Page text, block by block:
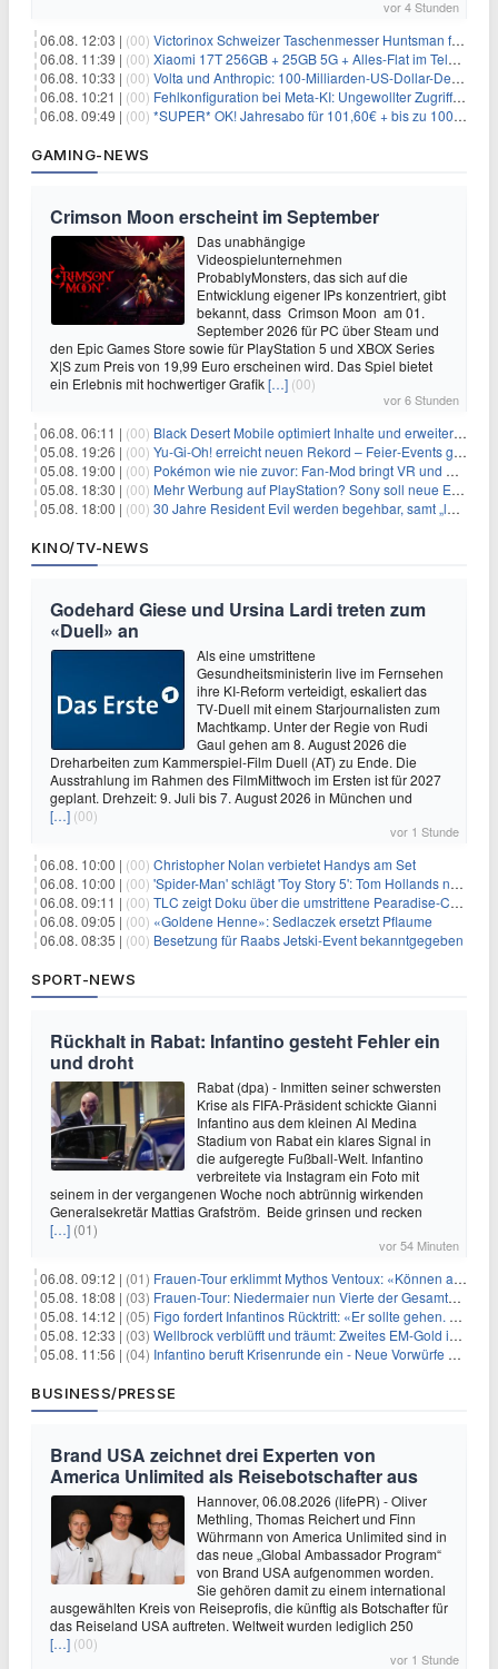
vor 4 Stunden
06.08. 12:03 | (00) Victorinox Schweizer Taschenmesser Huntsman für 32,99€
06.08. 11:39 | (00) Xiaomi 17T 256GB + 25GB 5G + Alles-Flat im Telekom-Netz für 9,99€/Monat
06.08. 10:33 | (00) Volta und Anthropic: 100-Milliarden-US-Dollar-Deal für KI-Rechenleistung
06.08. 10:21 | (00) Fehlkonfiguration bei Meta-KI: Ungewollter Zugriff auf fremde Systeme
06.08. 09:49 | (00) *SUPER* OK! Jahresabo für 101,60€ + bis zu 100€ Prämie
GAMING-NEWS
Crimson Moon erscheint im September
Das unabhängige
Videospielunternehmen
ProbablyMonsters, das sich auf die
Entwicklung eigener IPs konzentriert, gibt
bekannt, dass Crimson Moon am 01.
September 2026 für PC über Steam und
den Epic Games Store sowie für PlayStation 5 und XBOX Series
X|S zum Preis von 19,99 Euro erscheinen wird. Das Spiel bietet
ein Erlebnis mit hochwertiger Grafik[…] (00)
vor 6 Stunden
06.08. 06:11 | (00) Black Desert Mobile optimiert Inhalte und erweitert Treasure Access
05.08. 19:26 | (00) Yu‑Gi‑Oh! erreicht neuen Rekord – Feier‑Events gestartet
05.08. 19:00 | (00) Pokémon wie nie zuvor: Fan-Mod bringt VR und Ego-Perspektive nach Kanto
05.08. 18:30 | (00) Mehr Werbung auf PlayStation? Sony soll neue Einnahmequellen prüfen
05.08. 18:00 | (00) 30 Jahre Resident Evil werden begehbar, samt „lebensgroßem Leon“
KINO/TV-NEWS
Godehard Giese und Ursina Lardi treten zum
«Duell» an
Als eine umstrittene
Gesundheitsministerin live im Fernsehen
ihre KI-Reform verteidigt, eskaliert das
TV-Duell mit einem Starjournalisten zum
Machtkamp. Unter der Regie von Rudi
Gaul gehen am 8. August 2026 die
Dreharbeiten zum Kammerspiel-Film Duell (AT) zu Ende. Die
Ausstrahlung im Rahmen des FilmMittwoch im Ersten ist für 2027
geplant. Drehzeit: 9. Juli bis 7. August 2026 in München und
[…] (00)
vor 1 Stunde
06.08. 10:00 | (00) Christopher Nolan verbietet Handys am Set
06.08. 10:00 | (00) 'Spider-Man' schlägt 'Toy Story 5': Tom Hollands neuer Film bricht alle Rekorde
06.08. 09:11 | (00) TLC zeigt Doku über die umstrittene Pearadise-Community
06.08. 09:05 | (00) «Goldene Henne»: Sedlaczek ersetzt Pflaume
06.08. 08:35 | (00) Besetzung für Raabs Jetski-Event bekanntgegeben
SPORT-NEWS
Rückhalt in Rabat: Infantino gesteht Fehler ein
und droht
Rabat (dpa) - Inmitten seiner schwersten
Krise als FIFA-Präsident schickte Gianni
Infantino aus dem kleinen Al Medina
Stadium von Rabat ein klares Signal in
die aufgeregte Fußball-Welt. Infantino
verbreitete via Instagram ein Foto mit
seinem in der vergangenen Woche noch abtrünnig wirkenden
Generalsekretär Mattias Grafström. Beide grinsen und recken
[…] (01)
vor 54 Minuten
06.08. 09:12 | (01) Frauen-Tour erklimmt Mythos Ventoux: «Können alles schaffen»
05.08. 18:08 | (03) Frauen-Tour: Niedermaier nun Vierte der Gesamtwertung
05.08. 14:12 | (05) Figo fordert Infantinos Rücktritt: «Er sollte gehen. Jetzt»
05.08. 12:33 | (03) Wellbrock verblüfft und träumt: Zweites EM-Gold in Paris
05.08. 11:56 | (04) Infantino beruft Krisenrunde ein - Neue Vorwürfe gegen FIFA
BUSINESS/PRESSE
Brand USA zeichnet drei Experten von
America Unlimited als Reisebotschafter aus
Hannover, 06.08.2026 (lifePR) - Oliver
Methling, Thomas Reichert und Finn
Wührmann von America Unlimited sind in
das neue „Global Ambassador Program“
von Brand USA aufgenommen worden.
Sie gehören damit zu einem international
ausgewählten Kreis von Reiseprofis, die künftig als Botschafter für
das Reiseland USA auftreten. Weltweit wurden lediglich 250
[…] (00)
vor 1 Stunde